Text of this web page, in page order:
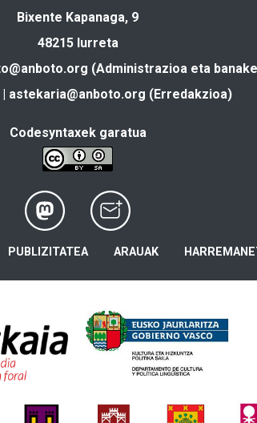
Bixente Kapanaga, 9
48215 Iurreta
(Administrazioa eta
astekaria@anboto.org (Erredakzioa)
Codesyntaxek garatua
PUBLIZITATEA ARAUAK